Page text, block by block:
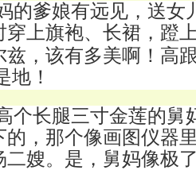
的爹娘有远见，送女
穿上旗袍、长裙，蹬
兹，该有多美啊！高
地！
个长腿三寸金莲的舅
的，那个像画图仪器
二嫂。是，舅妈像极